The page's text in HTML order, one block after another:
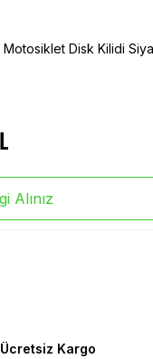
Motosiklet Disk Kilidi
Alınız
Ücretsiz Kargo